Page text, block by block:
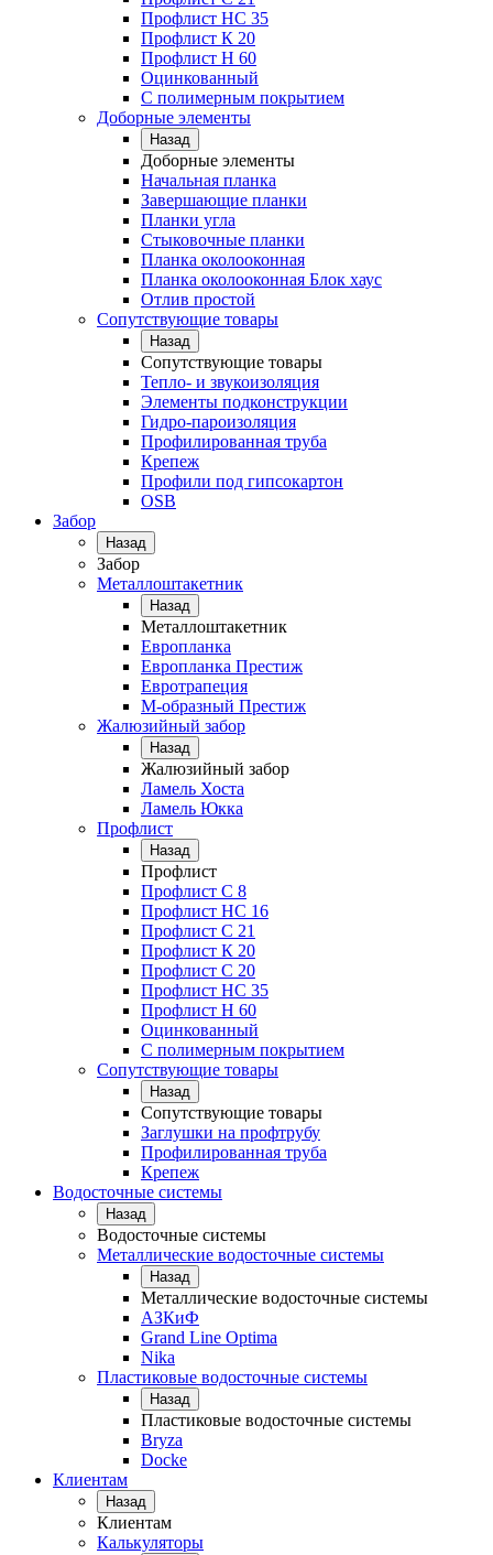
Профлист НС 35
Профлист К 20
Профлист Н 60
Оцинкованный
С полимерным покрытием
Доборные элементы
Назад
Доборные элементы
Начальная планка
Завершающие планки
Планки угла
Стыковочные планки
Планка околооконная
Планка околооконная Блок хаус
Отлив простой
Сопутствующие товары
Назад
Сопутствующие товары
Тепло- и звукоизоляция
Элементы подконструкции
Гидро-пароизоляция
Профилированная труба
Крепеж
Профили под гипсокартон
OSB
Забор
Назад
Забор
Металлоштакетник
Назад
Металлоштакетник
Европланка
Европланка Престиж
Евротрапеция
М-образный Престиж
Жалюзийный забор
Назад
Жалюзийный забор
Ламель Хоста
Ламель Юкка
Профлист
Назад
Профлист
Профлист С 8
Профлист НС 16
Профлист C 21
Профлист К 20
Профлист С 20
Профлист НС 35
Профлист Н 60
Оцинкованный
С полимерным покрытием
Сопутствующие товары
Назад
Сопутствующие товары
Заглушки на профтрубу
Профилированная труба
Крепеж
Водосточные системы
Назад
Водосточные системы
Металлические водосточные системы
Назад
Металлические водосточные системы
АЗКиФ
Grand Line Optima
Nika
Пластиковые водосточные системы
Назад
Пластиковые водосточные системы
Bryza
Docke
Клиентам
Назад
Клиентам
Калькуляторы